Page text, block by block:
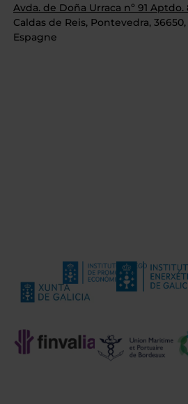
Avda. de Doña Urraca nº 91 Aptdo.
Caldas de Reis, Pontevedra, 36650,
Espagne